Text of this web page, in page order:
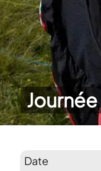
Date